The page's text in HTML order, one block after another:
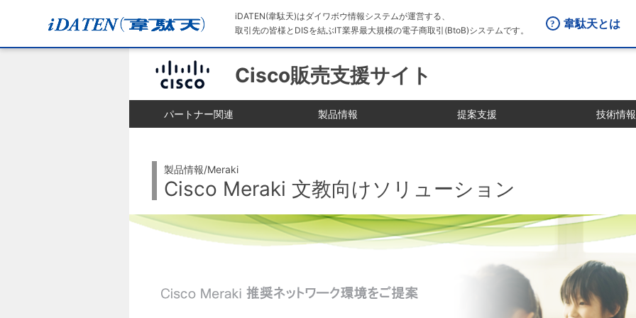
iDATEN(韋駄天)はダイワボウ情報システムが運営する、
取引先の皆様とDISを結ぶIT業界最大規模の電子商取引(BtoB)システムです。
韋駄天とは
Cisco販売支援サイト
パートナー関連 製品情報 提案支援 技術情報
製品情報/Meraki
Cisco Meraki 文教向けソリューション